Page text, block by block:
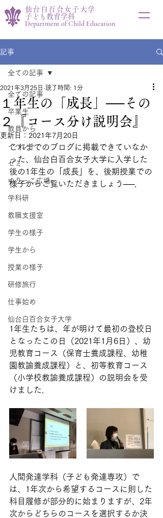
仙台白百合女子大学
子ども教育学科
Department of Child Education
記事
全ての記事
卒業生
教員から
イベント
ゼミ
ゆりっこ広場
学科研
教職支援室
学生の様子
学生から
授業の様子
研修旅行
仕事始め
仙台白百合女子大学
全ての記事
１年生の「成長」──その
２『コース分け説明会』
2021年3月25日 読了時間: 1分
更新日： 2021年7月20日
これまでのブログに掲載できていなか
った、仙台白百合女子大学に入学した
後の1年生の「成長」を、後期授業での
様子からご覧いただきましょう──．
1年生たちは、年が明けて最初の登校日
となったこの日（2021年1月6日）、幼
児教育コース（保育士養成課程、幼稚
園教諭養成課程）と、初等教育コース
（小学校教諭養成課程）の説明会を受
けました．
人間発達学科（子ども発達専攻）で
は、1年次から希望するコースに則した
科目履修が部分的に始まりますが、2年
次からどちらのコースを選択するか決